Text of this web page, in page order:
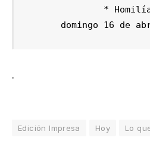
domingo 16 de
.
Edición Impresa Hoy Lo